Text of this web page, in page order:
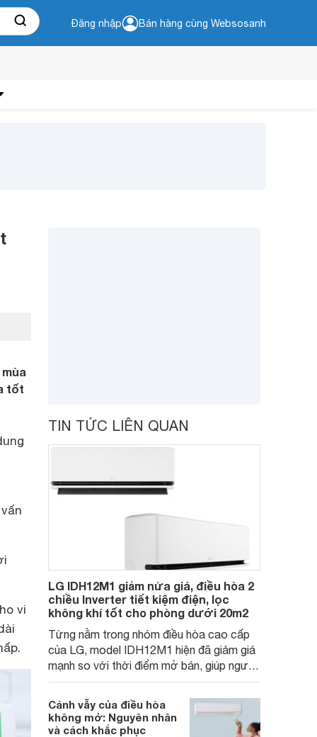
Đăng nhập Bán hàng cùng Websosanh
tốt
vi
TIN TỨC LIÊN QUAN
LG IDH12M1 giảm nửa giá, điều hòa 2
chiều Inverter tiết kiệm điện, lọc
không khí tốt cho phòng dưới 20m2
Từng nằm trong nhóm điều hòa cao cấp
của LG, model IDH12M1 hiện đã giảm giá
mạnh so với thời điểm mở bán, giúp người
dùng Việt có cơ hội tiếp cận một mẫu điều
hòa 2 chiều được trang bị nhiều công nghệ
hiện đại.
Cánh vẫy của điều hòa
không mở: Nguyên nhân
và cách khắc phục